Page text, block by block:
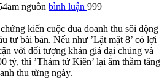
nguồn bình luận 999
kiến cuộc đua doanh thu sôi động
tư bài bản. Nếu như ’Lật mặt 8’ có lợi
với đối tượng khán giả đại chúng và
tỷ, thì ’Thám tử Kiên’ lại âm thầm tăng
thu từng ngày.